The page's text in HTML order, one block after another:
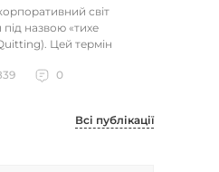
світ
назвою «тихе
Цей термін
0
Всі публікації